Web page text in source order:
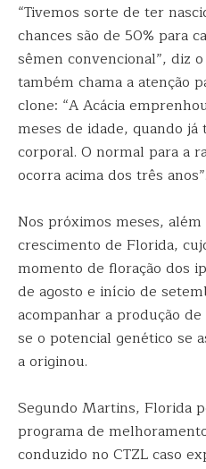
“Tivemos sorte de ter
chances são de 50% para
sêmen convencional”, diz
também chama a atenção
clone: “A Acácia
meses de idade, quando
corporal. O normal para a
ocorra acima dos três anos”.
Nos próximos meses,
crescimento de Florida,
momento de floração dos
de agosto e início de
acompanhar a produção
se o potencial genético se
a originou.
Segundo Martins, Florida
programa de
conduzido no CTZL caso